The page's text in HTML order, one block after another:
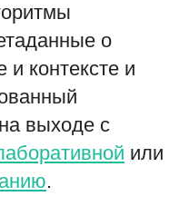
о
и контексте и
выходе с
или
.